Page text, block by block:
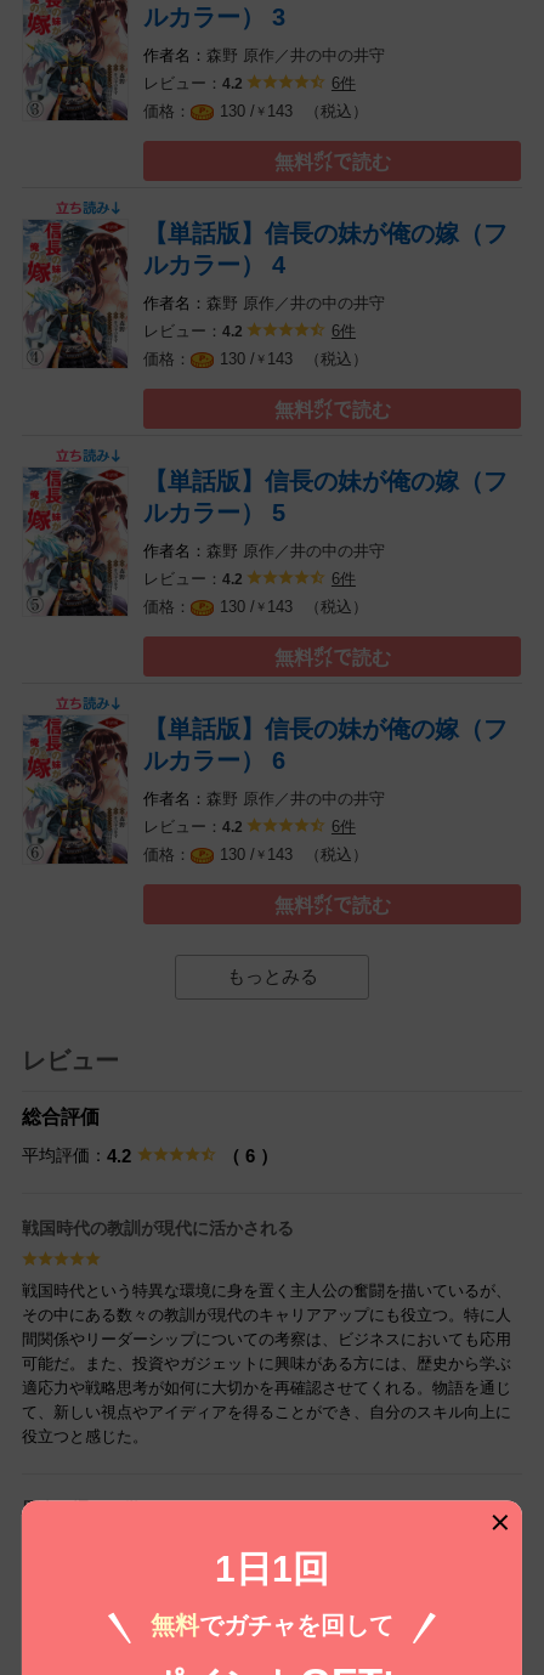
ルカラー） 3
森野 原作／井の中の井守
レビュー： 4.2
6件
130 / ￥ 143 （税込）
無料㌽で読む
【単話版】信長の妹が俺の嫁（フ
ルカラー） 4
森野 原作／井の中の井守
レビュー： 4.2
6件
130 / ￥ 143 （税込）
無料㌽で読む
【単話版】信長の妹が俺の嫁（フ
ルカラー） 5
森野 原作／井の中の井守
レビュー： 4.2
6件
130 / ￥ 143 （税込）
無料㌽で読む
【単話版】信長の妹が俺の嫁（フ
ルカラー） 6
森野 原作／井の中の井守
レビュー： 4.2
6件
130 / ￥ 143 （税込）
無料㌽で読む
もっとみる
レビュー
総合評価
平均評価： 4.2 （ 6 ）
戦国時代の教訓が現代に活かされる
戦国時代という特異な環境に身を置く主人公の奮闘を描いているが、
その中にある数々の教訓が現代のキャリアアップにも役立つ。特に人
間関係やリーダーシップについての考察は、ビジネスにおいても応用
可能だ。また、投資やガジェットに興味がある方には、歴史から学ぶ
適応力や戦略思考が如何に大切かを再確認させてくれる。物語を通じ
て、新しい視点やアイディアを得ることができ、自分のスキル向上に
役立つと感じた。
歴史を通じて学べるスキル
戦国時代の独特な背景を通じて、意外なキャリアのヒントを得られま
役に立つ思考力や問題解決能力の強化につながります。ビジネスや投
資においても、リスクを取る勇気やチャンスを見逃さない姿勢が成果
を生むと実感。さらに、歴史から学べる教訓は趣味としてのガジェッ
1日1回
無料でガチャを回して